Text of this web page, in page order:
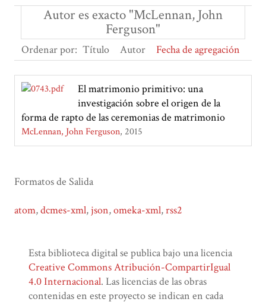
Autor es exacto "McLennan, John
Ferguson"
Ordenar por: Título Autor Fecha de agregación
El matrimonio primitivo: una
investigación sobre el origen de la
forma de rapto de las ceremonias de matrimonio
McLennan, John Ferguson 2015
Formatos de Salida
atom,dcmes-xml, json,omeka-xml,rss2
Esta biblioteca digital se publica bajo una licencia
Creative Commons Atribución-CompartirIgual
4.0 Internacional. Las licencias de las obras
contenidas en este proyecto se indican en cada